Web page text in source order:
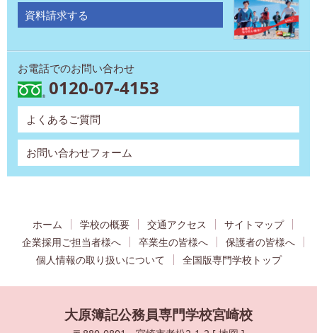
資料請求する
お電話でのお問い合わせ
0120-07-4153
よくあるご質問
お問い合わせフォーム
ホーム 学校の概要 交通アクセス
サイトマップ
企業採用ご担当者様へ
卒業生の皆様へ
保護者の皆様へ
個人情報の取り扱いについて
全国版専門学校トップ
大原簿記公務員専門学校宮崎校